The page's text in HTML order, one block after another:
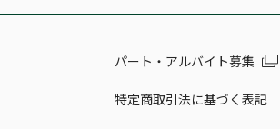
パート・アルバイト募集
特定商取引法に基づく表記